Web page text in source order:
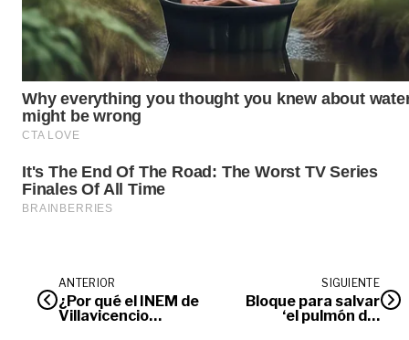
ANTERIOR
¿Por qué el INEM de
Villavicencio
SIGUIENTE
Bloque para salvar
‘el pulmón del